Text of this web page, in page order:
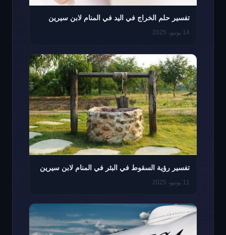
تفسير حلم الخراج في اليد في المنام لابن سيرين
14 يونيو، 2025
تفسير رؤية السقوط في البئر في المنام لابن سيرين
11 يونيو، 2025